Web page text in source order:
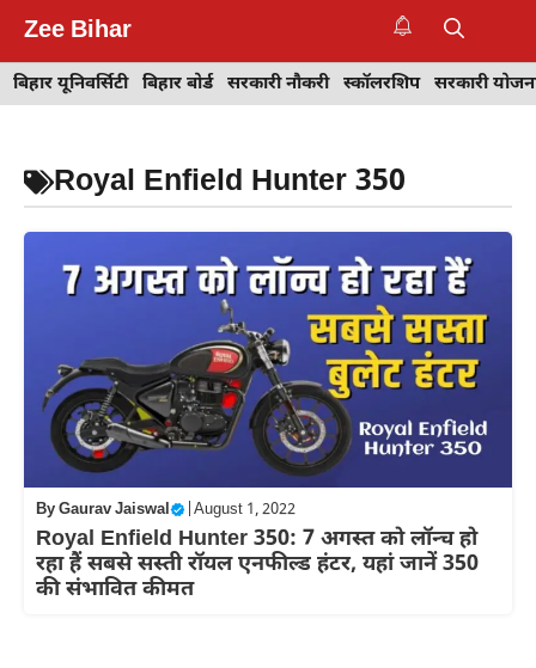
content
Zee Bihar
बिहार यूनिवर्सिटी बिहार बोर्ड सरकारी नौकरी स्कॉलरशिप सरकारी
Royal Enfield Hunter 350
ByGaurav Jaiswal August 1, 2022
Royal Enfield Hunter 350: 7 अगस्त को लॉन्च हो
रहा हैं सबसे सस्ती रॉयल एनफील्ड हंटर, यहां जानें 350
की संभावित कीमत